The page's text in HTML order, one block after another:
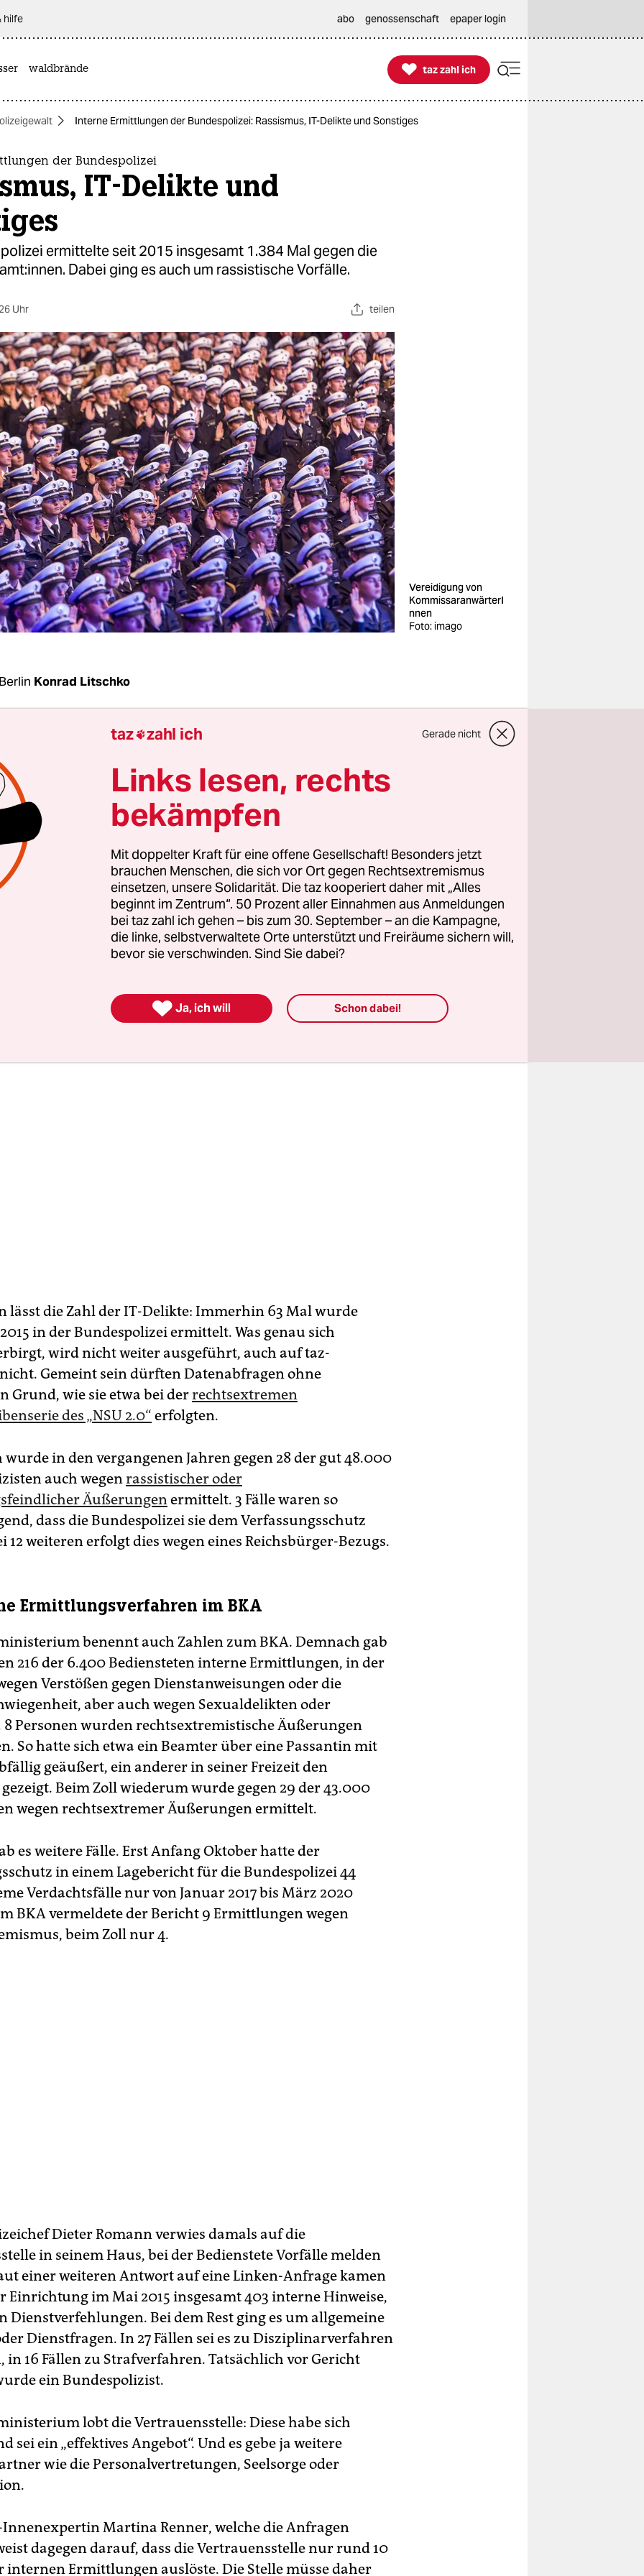
hilfe abo genossenschaft epaper login
waldbrände 
taz zahl ich
taz zahl ich
Interne Ermittlungen der Bundespolizei: Rassismus, IT-Delikte und Sonstiges
der Bundespolizei
IT-Delikte und
ermittelte seit 2015 insgesamt 1.384 Mal gegen die
Dabei ging es auch um rassistische Vorfälle.
Uhr teilen
Vereidigung von
KommissaranwärterI
nnen
Foto: imago
Konrad Litschko
Liste an Verfehlungen: Reisekostenbetrug,
Fernbleiben vom Dienst. In 1.384 Fällen musste
wegen solcher Fälle seit 2015 in den eigenen Reihen
der Antwort des Bundesinnenministeriums auf eine
hervor, die der taz vorliegt. Aufgeführt werden interne
der Bundespolizei von 2015 bis Ende 2019. Die meisten
demnach zu Vernachlässigungen dienstlicher
Störung des Betriebsfriedens (115), Pflichtverletzungen
Vorgesetzten oder Untergebenen (78), Alkoholkonsums (73),
der Ermittlungen (362) bleibt uneingeordnet: Sie werden
aufgeführt.
lässt die Zahl der IT-Delikte: Immerhin 63 Mal wurde
in der Bundespolizei ermittelt. Was genau sich
wird nicht weiter ausgeführt, auch auf taz-
Gemeint sein dürften Datenabfragen ohne
Grund, wie sie etwa bei derrechtsextremen
des „NSU 2.0“ erfolgten.
wurde in den vergangenen Jahren gegen 28 der gut 48.000
auch wegenrassistischer oder
Äußerungenermittelt. 3 Fälle waren so
dass die Bundespolizei sie dem Verfassungsschutz
12 weiteren erfolgt dies wegen eines Reichsbürger-Bezugs.
Ermittlungsverfahren im BKA
benennt auch Zahlen zum BKA. Demnach gab
216 der 6.400 Bediensteten interne Ermittlungen, in der
Verstößen gegen Dienstanweisungen oder die
aber auch wegen Sexualdelikten oder
8 Personen wurden rechtsextremistische Äußerungen
So hatte sich etwa ein Beamter über eine Passantin mit
geäußert, ein anderer in seiner Freizeit den
Beim Zoll wiederum wurde gegen 29 der 43.000
wegen rechtsextremer Äußerungen ermittelt.
es weitere Fälle. Erst Anfang Oktober hatte der
in einem Lagebericht für die Bundespolizei 44
Verdachtsfälle nur von Januar 2017 bis März 2020
BKA vermeldete der Bericht 9 Ermittlungen wegen
beim Zoll nur 4.
Dieter Romann verwies damals auf die
in seinem Haus, bei der Bedienstete Vorfälle melden
einer weiteren Antwort auf eine Linken-Anfrage kamen
Einrichtung im Mai 2015 insgesamt 403 interne Hinweise,
Dienstverfehlungen. Bei dem Rest ging es um allgemeine
Dienstfragen. In 27 Fällen sei es zu Disziplinarverfahren
in 16 Fällen zu Strafverfahren. Tatsächlich vor Gericht
ein Bundespolizist.
lobt die Vertrauensstelle: Diese habe sich
sei ein „effektives Angebot“. Und es gebe ja weitere
wie die Personalvertretungen, Seelsorge oder
Martina Renner, welche die Anfragen
dagegen darauf, dass die Vertrauensstelle nur rund 10
internen Ermittlungen auslöste. Die Stelle müsse daher
taz zahl ich Gerade nicht
Links lesen, rechts
bekämpfen
Mit doppelter Kraft für eine offene Gesellschaft! Besonders jetzt
brauchen Menschen, die sich vor Ort gegen Rechtsextremismus
einsetzen, unsere Solidarität. Die taz kooperiert daher mit „Alles
beginnt im Zentrum“. 50 Prozent aller Einnahmen aus Anmeldungen
bei taz zahl ich gehen – bis zum 30. September – an die Kampagne,
die linke, selbstverwaltete Orte unterstützt und Freiräume sichern will,
bevor sie verschwinden. Sind Sie dabei?
 Ja, ich will Schon dabei!